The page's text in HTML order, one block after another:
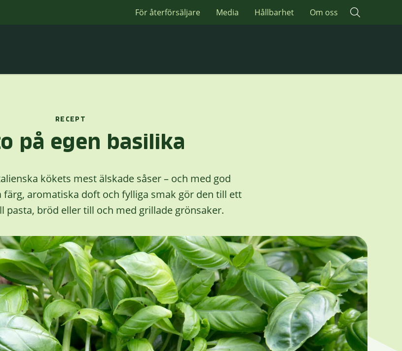
För återförsäljare Media Hållbarhet Om oss
RECEPT
på egen basilika
kökets mest älskade såser – och med god
färg, aromatiska doft och fylliga smak gör den till ett
pasta, bröd eller till och med grillade grönsaker.